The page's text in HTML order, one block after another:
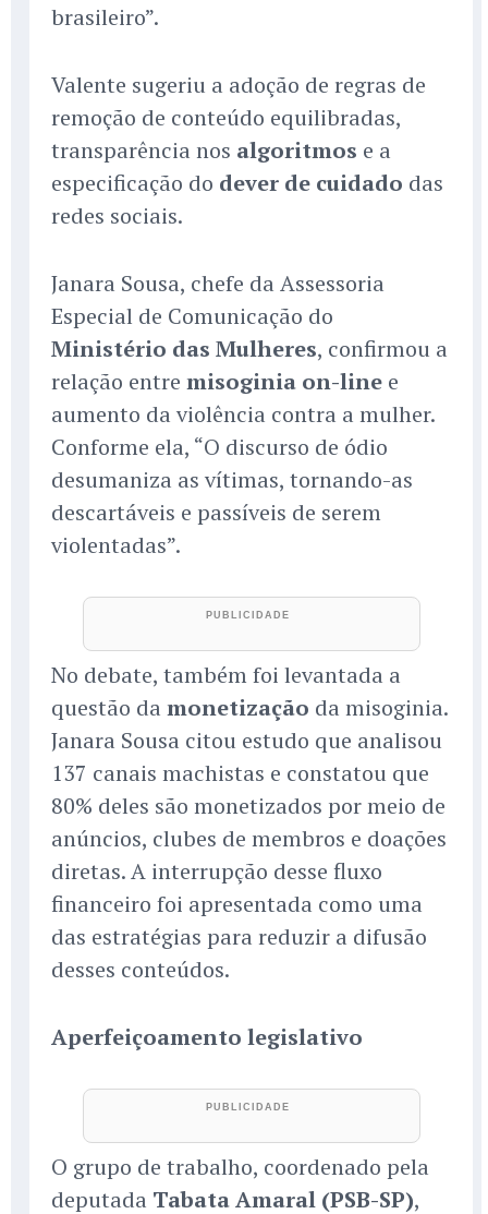
brasileiro”.
Valente sugeriu a adoção de regras de
remoção de conteúdo equilibradas,
transparência nos algoritmos e a
especificação do dever de cuidado das
redes sociais.
Janara Sousa, chefe da Assessoria
Especial de Comunicação do
Ministério das Mulheres, confirmou a
relação entre misoginia on-line e
aumento da violência contra a mulher.
Conforme ela, “O discurso de ódio
desumaniza as vítimas, tornando-as
descartáveis e passíveis de serem
violentadas”.
No debate, também foi levantada a
questão da monetização da misoginia.
Janara Sousa citou estudo que analisou
137 canais machistas e constatou que
80% deles são monetizados por meio de
anúncios, clubes de membros e doações
diretas. A interrupção desse fluxo
financeiro foi apresentada como uma
das estratégias para reduzir a difusão
desses conteúdos.
Aperfeiçoamento legislativo
O grupo de trabalho, coordenado pela
deputada Tabata Amaral (PSB-SP),